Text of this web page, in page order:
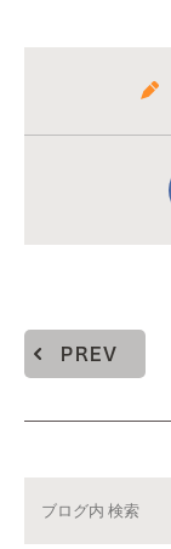
PREV